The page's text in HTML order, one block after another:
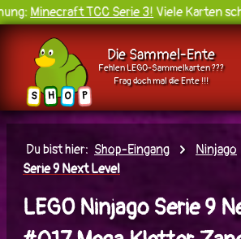
Zum Hauptinhalt springen
Minecraft TCC Serie 3!Viele Karten
S H O P
Die Sammel-Ente
Fehlen LEGO-Sammelkarten ???
Frag doch mal die Ente !!!
Du bist hier: Shop-Eingang
Ninjago
Serie 9 Next Level
LEGO Ninjago Serie 9